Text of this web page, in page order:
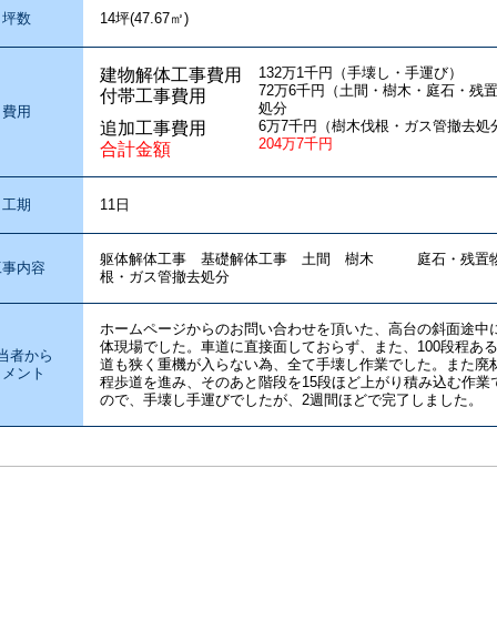
坪数 14坪(47.67㎡)
費用
建物解体工事費用 132万1千円（手壊し・手運び）
付帯工事費用
72万6千円（土間・樹木・庭石・残
処分
追加工事費用 6万7千円（樹木伐根・ガス管撤去処
合計金額 204万7千円
工期 11日
内容
躯体解体工事 基礎解体工事 土間 樹木 庭石・残置物
根・ガス管撤去処分
者から
ント
ホームページからのお問い合わせを頂いた、高台の斜面途中
体現場でした。車道に直接面しておらず、また、100段程あ
道も狭く重機が入らない為、全て手壊し作業でした。また廃
程歩道を進み、そのあと階段を15段ほど上がり積み込む作業
ので、手壊し手運びでしたが、2週間ほどで完了しました。